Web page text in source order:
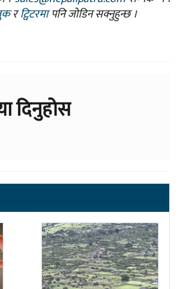
रट्विटरमापनि जोडिन सक्नुहुन्छ ।
दिनुहोस